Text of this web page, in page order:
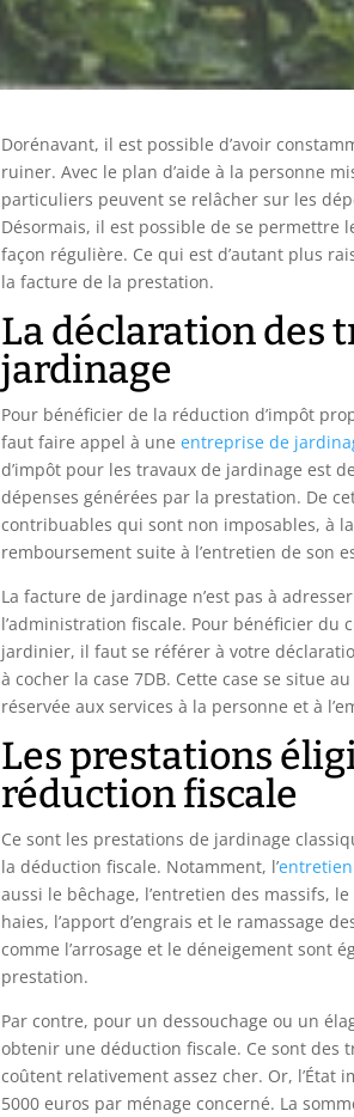
Dorénavant, il est possible d’avoir
ruiner. Avec le plan d’aide à la personne
particuliers peuvent se relâcher sur les
Désormais, il est possible de se permettre
façon régulière. Ce qui est d’autant plus
la facture de la prestation.
La déclaration des
jardinage
Pour bénéficier de la réduction d’impôt
faut faire appel à uneentreprise de
d’impôt pour les travaux de jardinage est
dépenses générées par la prestation. De
contribuables qui sont non imposables, à
remboursement suite à l’entretien de son
La facture de jardinage n’est pas à
l’administration fiscale. Pour bénéficier du
jardinier, il faut se référer à votre
à cocher la case 7DB. Cette case se situe
réservée aux services à la personne et à
Les prestations
réduction fiscale
Ce sont les prestations de jardinage
la déduction fiscale. Notamment, l’
aussi le bêchage, l’entretien des massifs,
haies, l’apport d’engrais et le ramassage
comme l’arrosage et le déneigement sont
prestation.
Par contre, pour un dessouchage ou un
obtenir une déduction fiscale. Ce sont des
coûtent relativement assez cher. Or, l’État
5000 euros par ménage concerné. La